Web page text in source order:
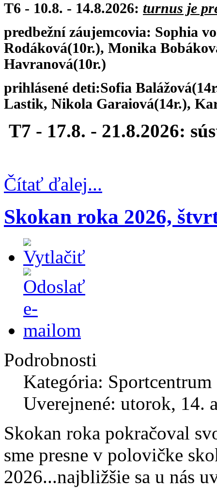
T6 - 10.8. - 14.8.2026: turnus je
predbežní záujemcovia: Sophia
Rodáková(10r.), Monika
Havranová(10r.)
prihlásené deti:Sofia
Lastik, Nikola Garaiová(14r.),
T7 - 17.8. - 21.8.2026:
Čítať ďalej...
Skokan roka 2026,
Podrobnosti
Kategória: Sportcentrum
Uverejnené: utorok, 14.
Skokan roka pokračoval
sme presne v polovičke
2026...najbližšie sa u nás